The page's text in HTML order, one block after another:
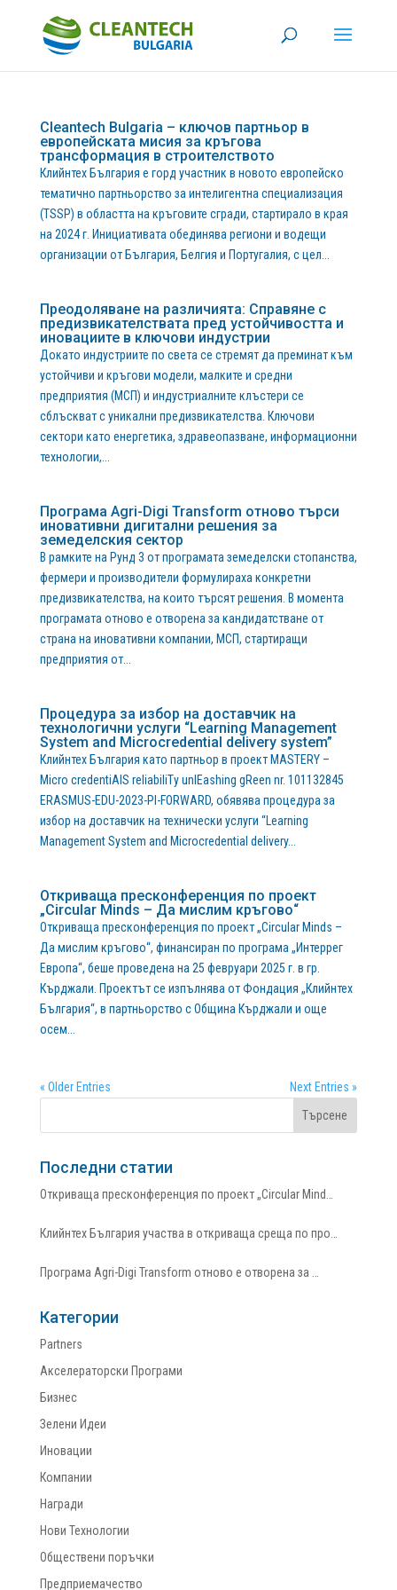
Cleantech Bulgaria – ключов партньор в
европейската мисия за кръгова
трансформация в строителството
Клийнтех България е горд участник в новото европейско
тематично партньорство за интелигентна специализация
(TSSP) в областта на кръговите сгради, стартирало в края
на 2024 г. Инициативата обединява региони и водещи
организации от България, Белгия и Португалия, с цел...
Преодоляване на различията: Справяне с
предизвикателствата пред устойчивостта и
иновациите в ключови индустрии
Докато индустриите по света се стремят да преминат към
устойчиви и кръгови модели, малките и средни
предприятия (МСП) и индустриалните клъстери се
сблъскват с уникални предизвикателства. Ключови
сектори като енергетика, здравеопазване, информационни
технологии,...
Програма Agri-Digi Transform отново търси
иновативни дигитални решения за
земеделския сектор
В рамките на Рунд 3 от програмата земеделски стопанства,
фермери и производители формулираха конкретни
предизвикателства, на които търсят решения. В момента
програмата отново е отворена за кандидатстване от
страна на иновативни компании, МСП, стартиращи
предприятия от...
Процедура за избор на доставчик на
технологични услуги “Learning Management
System and Microcredential delivery system”
Клийнтех България като партньор в проект MASTERY –
Micro credentiAlS reliabiliTy unlEashing gReen nr. 101132845
ERASMUS-EDU-2023-PI-FORWARD, обявява процедура за
избор на доставчик на технически услуги “Learning
Management System and Microcredential delivery...
Откриваща пресконференция по проект
„Circular Minds – Да мислим кръгово“
Откриваща пресконференция по проект „Circular Minds –
Да мислим кръгово“, финансиран по програма „Интеррег
Европа“, беше проведена на 25 февруари 2025 г. в гр.
Кърджали. Проектът се изпълнява от Фондация „Клийнтех
България“, в партньорство с Община Кърджали и още
осем...
« Older Entries Next Entries »
Последни статии
Откриваща пресконференция по проект „Circular Mind…
Клийнтех България участва в откриваща среща по про…
Програма Agri-Digi Transform отново е отворена за …
Категории
Partners
Акселераторски Програми
Бизнес
Зелени Идеи
Иновации
Компании
Награди
Нови Технологии
Обществени поръчки
Предприемачество